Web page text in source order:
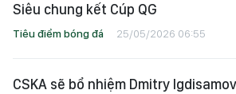
Siêu chung kết Cúp QG
Tiêu điểm bóng đá 25/05/2026 06:55
CSKA sẽ bổ nhiệm Dmitry Igdisamov